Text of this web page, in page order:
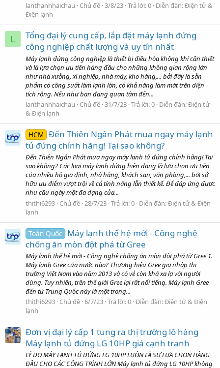
lanthanhhaichau
Chủ đề 3/8/23 Trả lời: 0 Diễn đàn:Điện tử &
Điện lạnh
L
Tổng đại lý cung cấp, lắp đặt máy lạnh đứng
công nghiệp chất lượng và uy tín nhất
Máy lạnh đứng công nghiệp là thiết bị điều hòa không khí cần thiết
và là lựa chọn ưu tiên hàng đầu cho những không gian rộng lớn
như nhà xưởng, xí nghiệp, nhà máy, kho hàng,... bởi đây là sản
phẩm có công suất làm lạnh lớn, có khả năng làm mát trên diện
tích rộng. Nếu như bạn đang quan tâm đến...
lanthanhhaichau
Chủ đề 31/7/23 Trả lời: 0 Diễn đàn:Điện tử
& Điện lạnh
HCM Đến Thiên Ngân Phát mua ngay máy lạnh
tủ đứng chính hãng! Tại sao không?
Đến Thiên Ngân Phát mua ngay máy lạnh tủ đứng chính hãng! Tại
sao không? Các loại máy lạnh đứng hiện đang là lựa chọn ưu tiên
của nhiều hộ gia đình, nhà hàng, khách sạn, văn phòng,... bởi sở
hữu ưu điểm vượt trội về cả tính năng lẫn thiết kế. Để đáp ứng được
nhu cầu ngày một đa dạng của...
thithi6293 Chủ đề 28/7/23 Trả lời: 0 Diễn đàn:Điện tử & Điện
lạnh
Toàn Quốc
Máy lạnh thế hệ mới - Công nghệ
chống ăn mòn đột phá từ Gree
Máy lạnh thế hệ mới - Công nghệ chống ăn mòn đột phá từ Gree 1.
Máy lạnh Gree của nước nào? Thương hiệu Gree gia nhập thị
trường Việt Nam vào năm 2013 và có vẻ còn khá xa lạ với người
dùng. Tuy nhiên, trên thế giới Gree lại rất nổi tiếng. Máy lạnh Gree
đến từ Trung Quốc này là một trong...
thithi6293 Chủ đề 6/7/23 Trả lời: 0 Diễn đàn:Điện tử & Điện
lạnh
Đơn vị đại lý cấp 1 tung ra thị trường lô hàng
Máy lạnh tủ đứng LG 10HP giá cạnh tranh
LÝ DO MÁY LẠNH TỦ ĐỨNG LG 10HP LUÔN LÀ SỰ LỰA CHỌN HÀNG
ĐẦU CHO CÁC CÔNG TRÌNH LỚN Máy lạnh tủ đứng LG 10HP không